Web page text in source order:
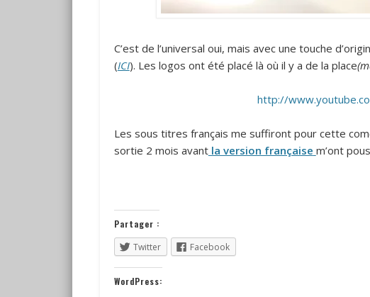
C’est de l’universal oui, mais avec une touche
(ICI). Les logos ont été placé là où il y a de la place
http://
Les sous titres français me suffiront pour cette
sortie 2 mois avantla version française m’ont
Partager :
Twitter
Facebook
WordPress: